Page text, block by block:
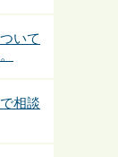
いて
相談